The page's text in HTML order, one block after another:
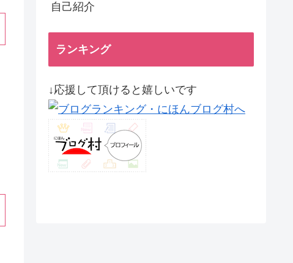
自己紹介
ランキング
↓応援して頂けると嬉しいです